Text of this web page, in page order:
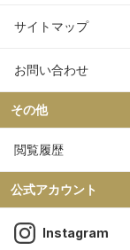
サイトマップ
お問い合わせ
その他
閲覧履歴
公式アカウント
Instagram